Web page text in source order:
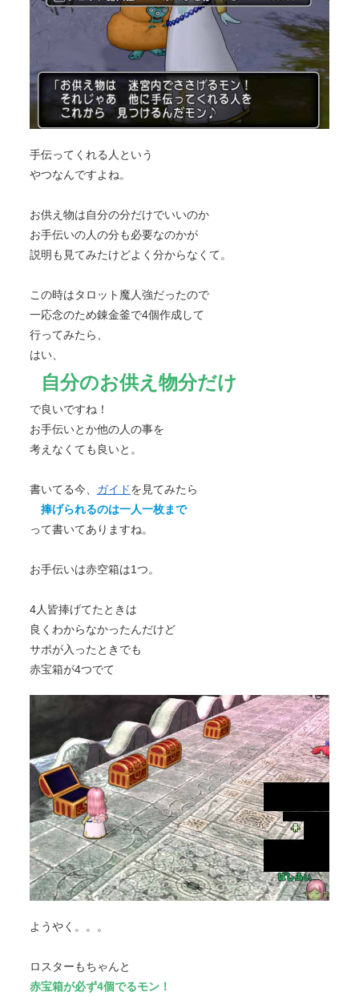
手伝ってくれる人という
やつなんですよね。
お供え物は自分の分だけでいいのか
お手伝いの人の分も必要なのかが
説明も見てみたけどよく分からなくて。
この時はタロット魔人強だったので
一応念のため錬金釜で4個作成して
行ってみたら、
はい、
自分のお供え物分だけ
で良いですね！
お手伝いとか他の人の事を
考えなくても良いと。
書いてる今、 ガイドを見てみたら
捧げられるのは一人一枚まで
って書いてありますね。
お手伝いは赤空箱は1つ。
4人皆捧げてたときは
良くわからなかったんだけど
サポが入ったときでも
赤宝箱が4つでて
ようやく。。。
ロスターもちゃんと
赤宝箱が必ず4個でるモン！